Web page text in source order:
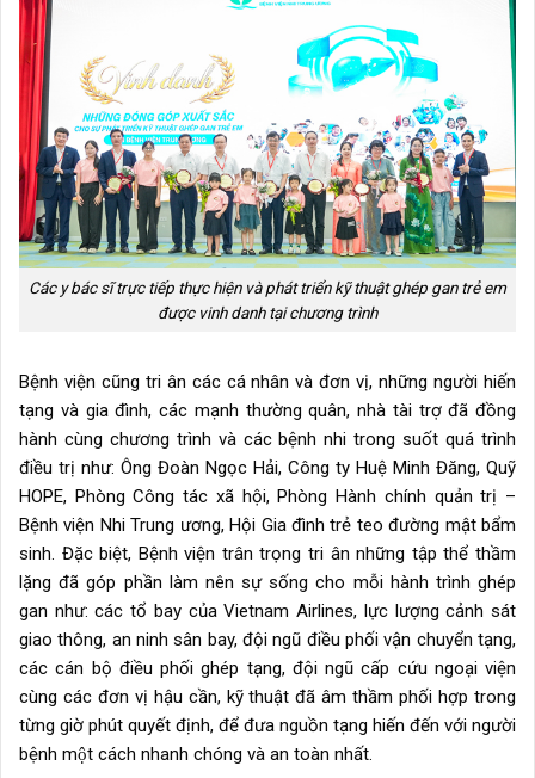
Các y bác sĩ trực tiếp thực hiện và phát triển kỹ thuật ghép gan trẻ em
được vinh danh tại chương trình
Bệnh viện cũng tri ân các cá nhân và đơn vị, những người hiến
tạng và gia đình, các mạnh thường quân, nhà tài trợ đã đồng
hành cùng chương trình và các bệnh nhi trong suốt quá trình
điều trị như: Ông Đoàn Ngọc Hải, Công ty Huệ Minh Đăng, Quỹ
HOPE, Phòng Công tác xã hội, Phòng Hành chính quản trị –
Bệnh viện Nhi Trung ương, Hội Gia đình trẻ teo đường mật bẩm
sinh. Đặc biệt, Bệnh viện trân trọng tri ân những tập thể thầm
lặng đã góp phần làm nên sự sống cho mỗi hành trình ghép
gan như: các tổ bay của Vietnam Airlines, lực lượng cảnh sát
giao thông, an ninh sân bay, đội ngũ điều phối vận chuyển tạng,
các cán bộ điều phối ghép tạng, đội ngũ cấp cứu ngoại viện
cùng các đơn vị hậu cần, kỹ thuật đã âm thầm phối hợp trong
từng giờ phút quyết định, để đưa nguồn tạng hiến đến với người
bệnh một cách nhanh chóng và an toàn nhất.